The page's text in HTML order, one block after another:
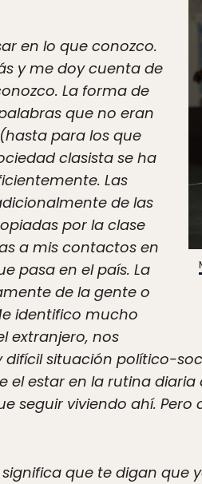
en lo que conozco.
y me doy cuenta de
La forma de
que no eran
para los que
clasista se ha
Las
de las
por la clase
a mis contactos en
pasa en el país. La
de la gente o
identifico mucho
extranjero, nos
situación político-
el estar en la rutina
seguir viviendo ahí.
que te digan